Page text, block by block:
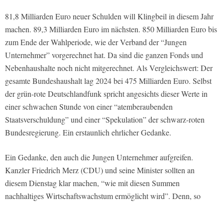
81,8 Milliarden Euro neuer Schulden will Klingbeil in diesem Jahr
machen. 89,3 Milliarden Euro im nächsten. 850 Milliarden Euro bis
zum Ende der Wahlperiode, wie der Verband der “Jungen
Unternehmer” vorgerechnet hat. Da sind die ganzen Fonds und
Nebenhaushalte noch nicht mitgerechnet. Als Vergleichswert: Der
gesamte Bundeshaushalt lag 2024 bei 475 Milliarden Euro. Selbst
der grün-rote Deutschlandfunk spricht angesichts dieser Werte in
einer schwachen Stunde von einer “atemberaubenden
Staatsverschuldung” und einer “Spekulation” der schwarz-roten
Bundesregierung. Ein erstaunlich ehrlicher Gedanke.
Ein Gedanke, den auch die Jungen Unternehmer aufgreifen.
Kanzler Friedrich Merz (CDU) und seine Minister sollten an
diesem Dienstag klar machen, “wie mit diesen Summen
nachhaltiges Wirtschaftswachstum ermöglicht wird”. Denn, so